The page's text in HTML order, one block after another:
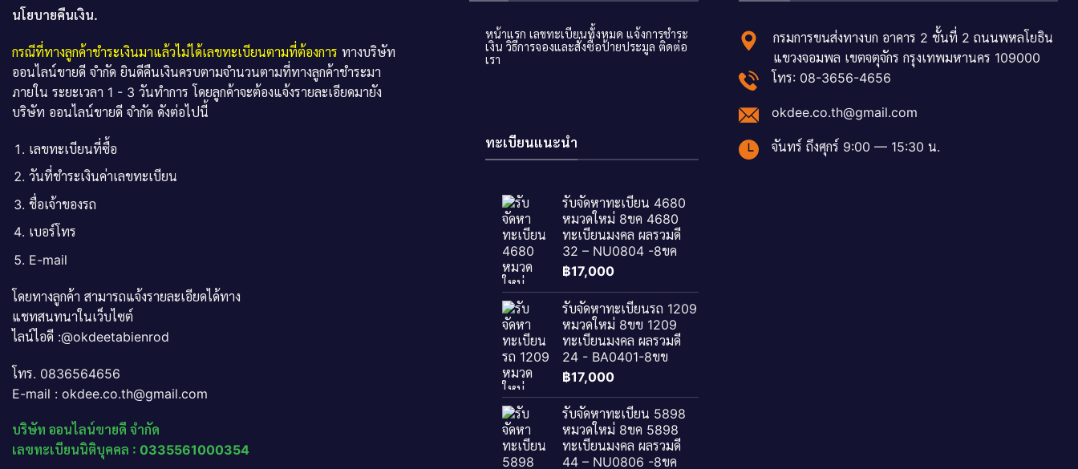
นโยบายคืนเงิน.
กรณีที่ทางลูกค้าชำระเงินมาแล้วไม่ได้เลขทะเบียนตามที่ต้องการ ทางบริษัท
ออนไลน์ขายดี จำกัด ยินดีคืนเงินครบตามจำนวนตามที่ทางลูกค้าชำระมา
ภายใน ระยะเวลา 1 - 3 วันทำการ โดยลูกค้าจะต้องแจ้งรายละเอียดมายัง
บริษัท ออนไลน์ขายดี จำกัด ดังต่อไปนี้
เลขทะเบียนที่ซื้อ
วันที่ชำระเงินค่าเลขทะเบียน
ชื่อเจ้าของรถ
เบอร์โทร
E-mail
โดยทางลูกค้า สามารถแจ้งรายละเอียดได้ทาง
แชทสนทนาในเว็บไซต์
ไลน์ไอดี :@okdeetabienrod
โทร. 0836564656
E-mail : okdee.co.th@gmail.com
บริษัท ออนไลน์ขายดี จำกัด
เลขทะเบียนนิติบุคคล : 0335561000354
หน้าแรก เลขทะเบียนทั้งหมด แจ้งการชำระ
เงิน วิธีการจองและสั่งซื้อป้ายประมูล ติดต่อ
เรา
ทะเบียนแนะนำ
รับจัดหาทะเบียน 4680
หมวดใหม่ 8ขค 4680
ทะเบียนมงคล ผลรวมดี
32 – NU0804 -8ขค
฿17,000
รับจัดหาทะเบียนรถ 1209
หมวดใหม่ 8ขข 1209
ทะเบียนมงคล ผลรวมดี
24 - BA0401-8ขข
฿17,000
รับจัดหาทะเบียน 5898
หมวดใหม่ 8ขค 5898
ทะเบียนมงคล ผลรวมดี
44 – NU0806 -8ขค
กรมการขนส่งทางบก อาคาร 2 ชั้นที่ 2 ถนนพหลโยธิน
แขวงจอมพล เขตจตุจักร กรุงเทพมหานคร 109000
โทร: 08-3656-4656
okdee.co.th@gmail.com
จันทร์ ถึงศุกร์ 9:00 — 15:30 น.